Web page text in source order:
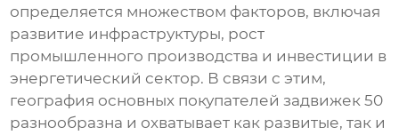
определяется множеством факторов, включая
развитие инфраструктуры, рост
промышленного производства и инвестиции в
энергетический сектор. В связи с этим,
география основных покупателейзадвижек 50
разнообразна и охватывает как развитые, так и